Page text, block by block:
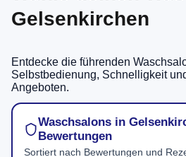
Gelsenkirchen
Entdecke die führenden
Selbstbedienung, Schnelligkeit
Angeboten.
Waschsalons in
Bewertungen
Sortiert nach Bewertungen und